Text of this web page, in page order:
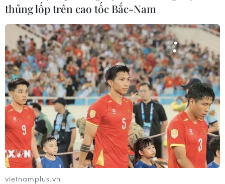
Mưa lũ từ ngày 6-20/10 đã làm 133 người chết và mất
tích, 16 tuyến quốc lộ, 163.150m đường quốc lộ, 161.880m
đường giao thông địa phương bị ngập, sạt lở, hư hỏng.
thủng lốp trên cao tốc Bắc-Nam
vietnamplus.vn